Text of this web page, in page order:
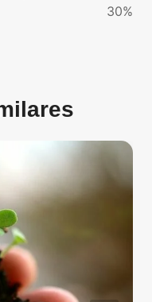
30%